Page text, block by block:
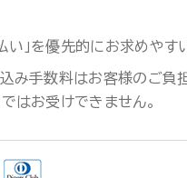
い」を優先的にお求めやす
み手数料はお客様のご負担
はお受けできません。